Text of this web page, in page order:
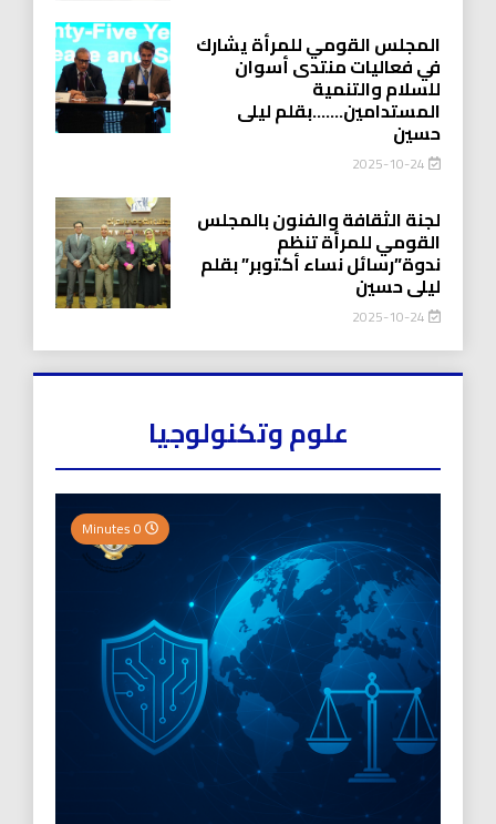
المجلس القومي للمرأة يشارك
في فعاليات منتدى أسوان
للسلام والتنمية
المستدامين…….بقلم ليلى
حسين
2025-10-24
لجنة الثقافة والفنون بالمجلس
القومي للمرأة تنظم
ندوة”رسائل نساء أكتوبر” بقلم
ليلى حسين
2025-10-24
علوم وتكنولوجيا